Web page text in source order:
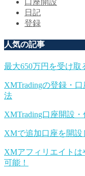
口座開設
日記
登録
人気の記事
最大650万円を受け取
XMTradingの登録・
法
XMTrading口座開設
XMで追加口座を開設
XMアフィリエイトは
可能！